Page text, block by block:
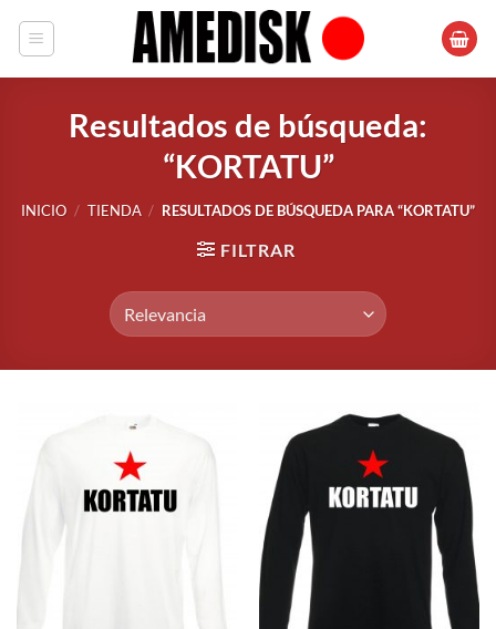
Resultados de búsqueda:
“KORTATU”
INICIO / TIENDA / RESULTADOS DE BÚSQUEDA PARA “KORTATU”
FILTRAR